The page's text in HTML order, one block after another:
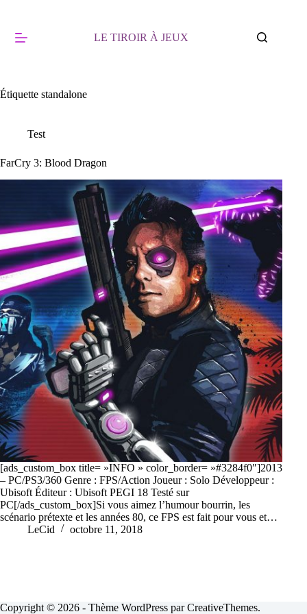
LE TIROIR À JEUX
Étiquette standalone
Test
FarCry 3: Blood Dragon
[ads_custom_box title= »INFO » color_border= »#3284f0″]2013
– PC/PS3/360 Genre : FPS/Action Joueur : Solo Développeur :
Ubisoft Éditeur : Ubisoft PEGI 18 Testé sur
PC[/ads_custom_box]Si vous aimez l’humour bourrin, les
scénario prétexte et les années 80, ce FPS est fait pour vous et…
LeCid
octobre 11, 2018
Copyright © 2026 - Thème WordPress parCreativeThemes.